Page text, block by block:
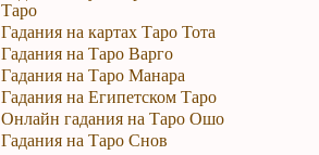
Таро
Гадания на картах Таро Тота
Гадания на Таро Варго
Гадания на Таро Манара
Гадания на Египетском Таро
Онлайн гадания на Таро Ошо
Гадания на Таро Снов